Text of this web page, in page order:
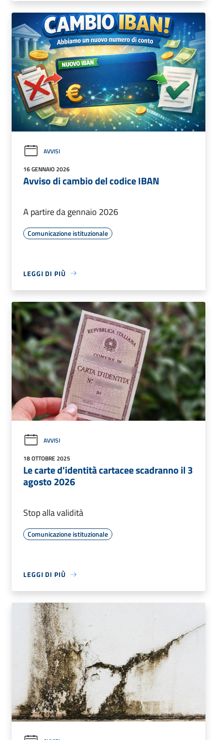
AVVISI
16 GENNAIO 2026
Avviso di cambio del codice IBAN
A partire da gennaio 2026
Comunicazione istituzionale
LEGGI DI PIÙ
AVVISI
18 OTTOBRE 2025
Le carte d'identità cartacee scadranno il 3
agosto 2026
Stop alla validità
Comunicazione istituzionale
LEGGI DI PIÙ